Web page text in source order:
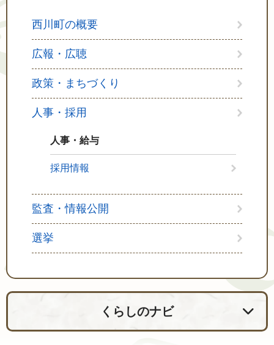
西川町の概要
広報・広聴
政策・まちづくり
人事・採用
人事・給与
採用情報
監査・情報公開
選挙
くらしのナビ